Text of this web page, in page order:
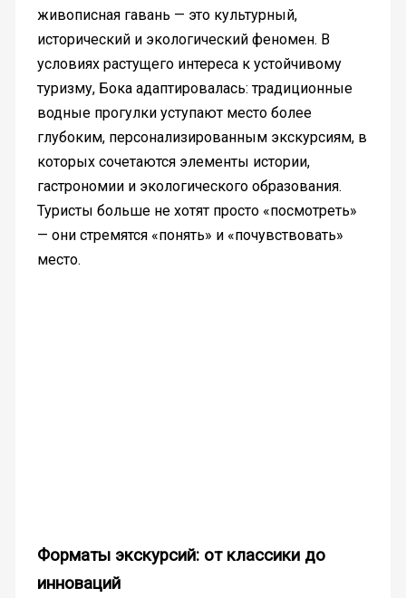
живописная гавань — это культурный,
исторический и экологический феномен. В
условиях растущего интереса к устойчивому
туризму, Бока адаптировалась: традиционные
водные прогулки уступают место более
глубоким, персонализированным экскурсиям, в
которых сочетаются элементы истории,
гастрономии и экологического образования.
Туристы больше не хотят просто «посмотреть»
— они стремятся «понять» и «почувствовать»
место.
Форматы экскурсий: от классики до
инноваций